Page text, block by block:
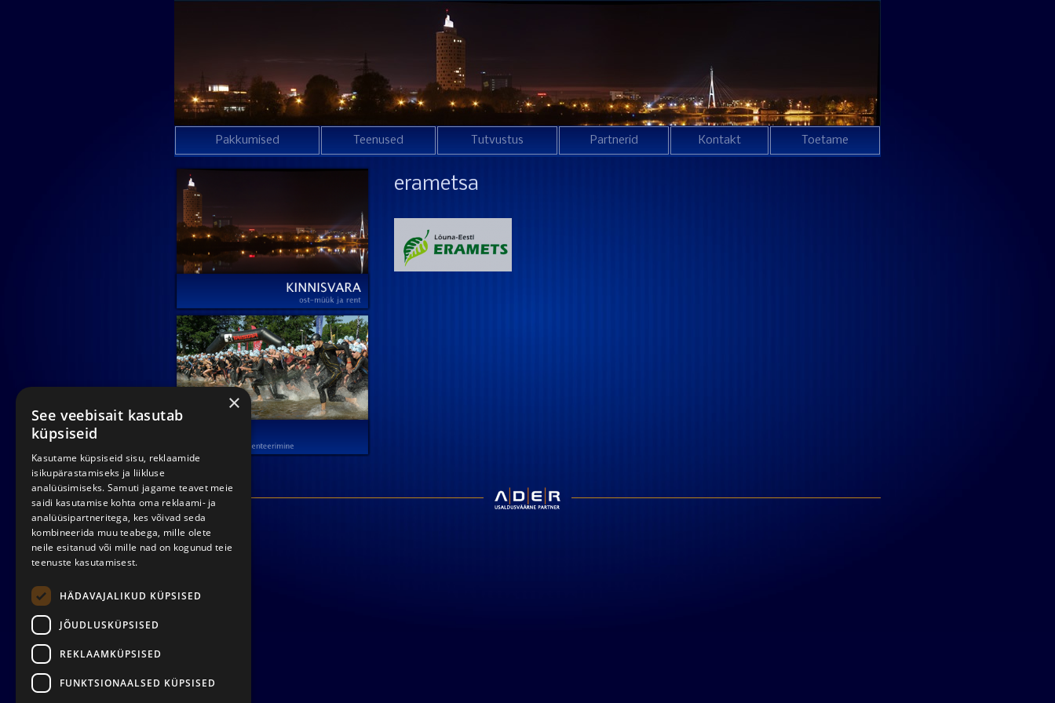
Pakkumised Teenused Tutvustus Partnerid Kontakt Toetame
erametsa
×
See veebisait kasutab
küpsiseid
Kasutame küpsiseid sisu, reklaamide
isikupärastamiseks ja liikluse
analüüsimiseks. Samuti jagame teavet meie
saidi kasutamise kohta oma reklaami- ja
analüüsipartneritega, kes võivad seda
kombineerida muu teabega, mille olete
neile esitanud või mille nad on kogunud teie
teenuste kasutamisest.
HÄDAVAJALIKUD KÜPSISED
JÕUDLUSKÜPSISED
REKLAAMKÜPSISED
FUNKTSIONAALSED KÜPSISED